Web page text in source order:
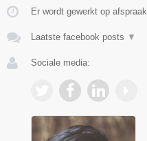
Er wordt gewerkt op afspraak.
Laatste facebook posts ▼
Sociale media: